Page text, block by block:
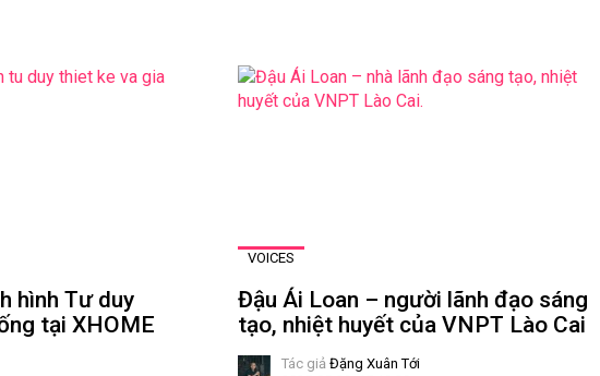
hình Tư duy
tại XHOME
VOICES
Đậu Ái Loan – người lãnh đạo sáng
tạo, nhiệt huyết của VNPT Lào Cai
Tác giả Đặng Xuân Tới